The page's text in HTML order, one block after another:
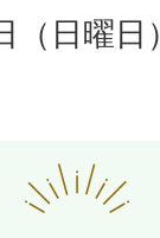
（日曜日